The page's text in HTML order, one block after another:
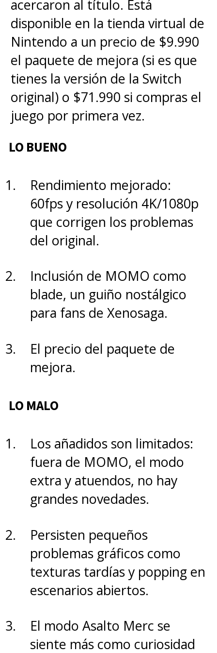
con lo poco que ha tenido hasta
ahora.
Quien sí brilla en cada
momento en el que aparece
en escena es Olivia Colman
(The Crown) como la agente del
MI6 y vieja amiga de "Fury",
disfruta del color rojo en su
vestir y con rasgos sociópatas,
absolutamente profesional e
implacable en su trabajo.
gran actriz que demuestra un
talento enorme y hace brillar
el material con el que
dispone.
Los primeros dos episodios
terminan con importantes
objetivo:
Por mucho que se haya dicho
que esto va en la línea de
"Capitán América: El Soldado del
Invierno" en tono, lo visto hasta
ahora no llega al nivel del thriller
conspirativo visto en la
mencionada película.Un elenco
de primer nivel eleva el
aún para sostenerlo
considerando que restan
acercaron al título. Está
disponible en la tienda virtual de
Nintendo a un precio de $9.990
el paquete de mejora (si es que
tienes la versión de la Switch
original) o $71.990 si compras el
juego por primera vez.
LO BUENO
Rendimiento mejorado:
60fps y resolución 4K/1080p
que corrigen los problemas
del original.
Inclusión de MOMO como
blade, un guiño nostálgico
para fans de Xenosaga.
El precio del paquete de
mejora.
LO MALO
Los añadidos son limitados:
fuera de MOMO, el modo
extra y atuendos, no hay
grandes novedades.
Persisten pequeños
problemas gráficos como
texturas tardías y popping en
escenarios abiertos.
El modo Asalto Merc se
siente más como curiosidad